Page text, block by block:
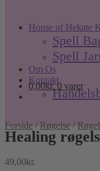
House of Hekate
Spell
Spell
Om Os
Kontakt
0,00kr. 0 varer
Forside /Røgelse /
Healing
49,00kr.